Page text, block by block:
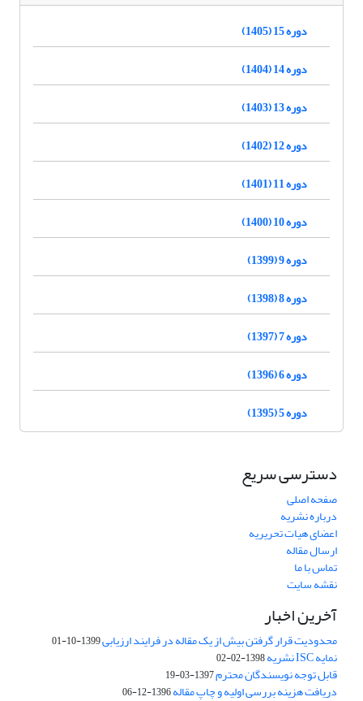
دوره 15 (1405)
دوره 14 (1404)
دوره 13 (1403)
دوره 12 (1402)
دوره 11 (1401)
دوره 10 (1400)
دوره 9 (1399)
دوره 8 (1398)
دوره 7 (1397)
دوره 6 (1396)
دوره 5 (1395)
دسترسی سریع
صفحه اصلی
درباره نشریه
اعضای هیات تحریریه
ارسال مقاله
تماس با ما
نقشه سایت
آخرین اخبار
محدودیت قرار گرفتن بیش از یک مقاله در فرایند ارزیابی1399-10-01
نمایه ISC نشریه 1398-02-02
قابل توجه نویسندگان محترم1397-03-19
دریافت هزینه بررسی اولیه و چاپ مقاله1396-12-06